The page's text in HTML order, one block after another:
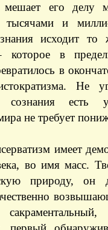
его делу
тысячами и
исходит
– которое в
в
Не
сознания
не требует
имеет
во имя масс.
природу, он